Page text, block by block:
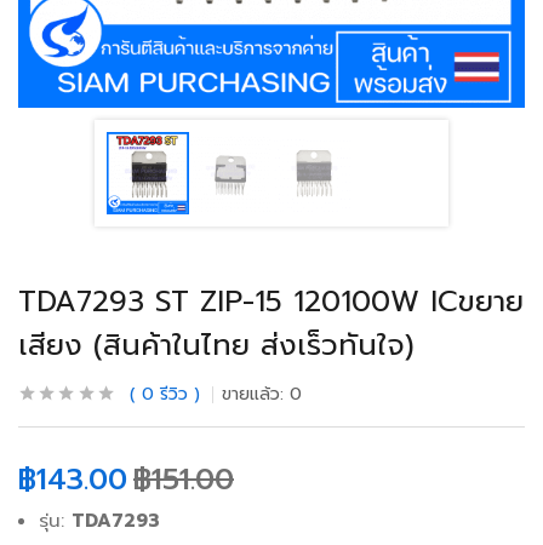
TDA7293 ST ZIP-15 120100W ICขยาย
เสียง (สินค้าในไทย ส่งเร็วทันใจ)
0 รีวิว ขายแล้ว: 0
฿143.00฿151.00
รุ่น: TDA7293